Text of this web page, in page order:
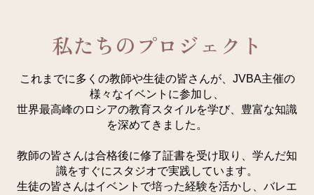
私たちのプロジェクト
これまでに多くの教師や生徒の皆さんが、JVBA主催の
様々なイベントに参加し、
世界最高峰のロシアの教育スタイルを学び、豊富な知識
を深めてきました。
教師の皆さんは合格後に修了証書を受け取り、学んだ知
識をすぐにスタジオで実践しています。
生徒の皆さんはイベントで培った経験を活かし、バレエ